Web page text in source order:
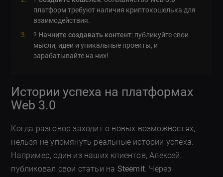
платформ требуют наличия криптокошелька для
взаимодействия.
? Начните создавать контент: публикуйте свои
мысли, идеи и уникальные проекты, и
зарабатывайте на них!
Истории успеха на платформах
Web 3.0
Когда разговор заходит о новых возможностях,
нельзя не упомянуть реальные истории успеха.
Например, один из наших клиентов, Алексей,
публиковал свои статьи на Steemit. Через